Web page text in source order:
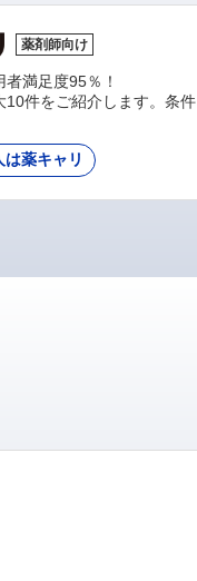
薬剤師向け
満足度95％！
件をご紹介します。条件
薬キャリ